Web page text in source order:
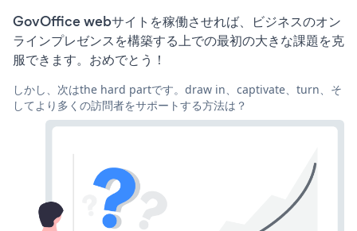
GovOffice webサイトを稼働させれば、ビジネスのオン
ラインプレゼンスを構築する上での最初の大きな課題を克
服できます。おめでとう！
しかし、次はthe hard partです。draw in、captivate、turn、そ
してより多くの訪問者をサポートする方法は？